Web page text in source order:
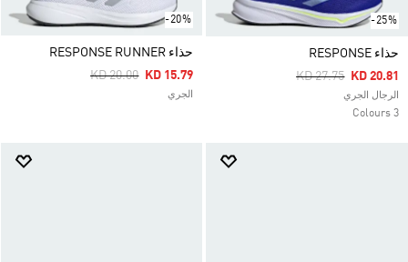
-25%
حذاء RESPONSE
Price Reduced
KD 27.75ToKD 20.81
الرجال الجري
3 Colours
-20%
حذاء RESPONSE RUNNER
Price Reduced From
KD 20.00ToKD 15.79
الجري